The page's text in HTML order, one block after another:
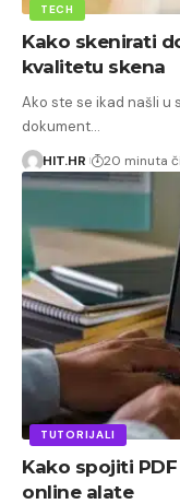
TECH
Kako skenirati
kvalitetu skena
Ako ste se ikad našli u
dokument…
HIT.HR 20 minuta
TUTORIJALI
Kako spojiti
online alate